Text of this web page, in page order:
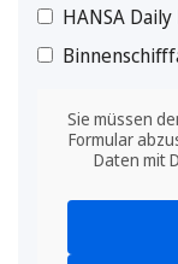
HANSA
Sie müssen
Formular
Daten mit